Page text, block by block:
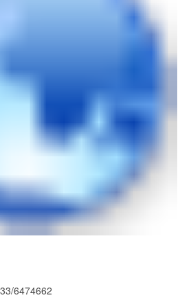
6474662